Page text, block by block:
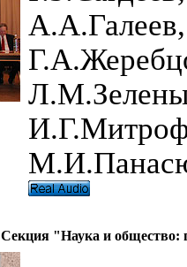
Секция "Наука и общество: